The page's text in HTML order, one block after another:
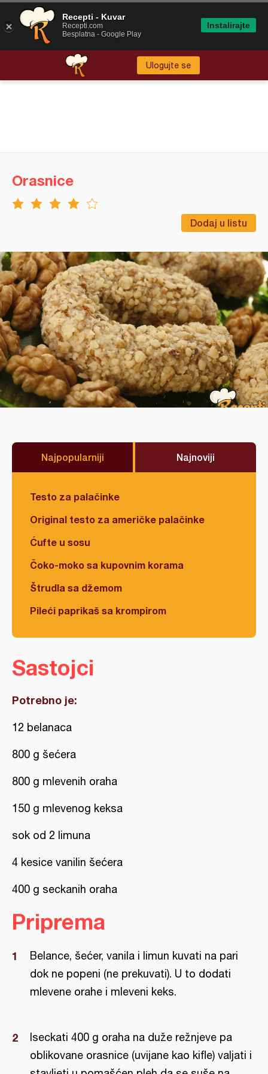
Ulogujte se
Dodaj u listu
Orasnice
Najpopularniji Najnoviji
Testo za palačinke
Original testo za američke palačinke
Ćufte u sosu
Čoko-moko sa kupovnim korama
Štrudla sa džemom
Pileći paprikaš sa krompirom
Sastojci
Potrebno je:
12 belanaca
800 g šećera
800 g mlevenih oraha
150 g mlevenog keksa
sok od 2 limuna
4 kesice vanilin šećera
400 g seckanih oraha
Priprema
Belance, šećer, vanila i limun kuvati na pari
dok ne popeni (ne prekuvati). U to dodati
mlevene orahe i mleveni keks.
Iseckati 400 g oraha na duže režnjeve pa
oblikovane orasnice (uvijane kao kifle) valjati i
Recepti - Kuvar
Recepti.com
Besplatna - Google Play
Instalirajte